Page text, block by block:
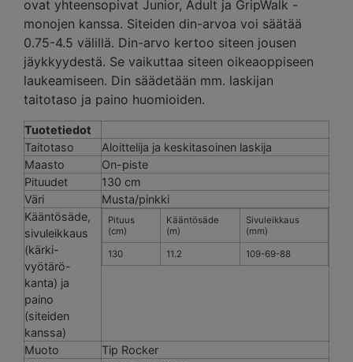
ovat yhteensopivat Junior, Adult ja GripWalk -
monojen kanssa. Siteiden din-arvoa voi säätää
0.75-4.5 välillä. Din-arvo kertoo siteen jousen
jäykkyydestä. Se vaikuttaa siteen oikeaoppiseen
laukeamiseen. Din säädetään mm. laskijan
taitotaso ja paino huomioiden.
Tuotetiedot
Taitotaso
Aloittelija ja keskitasoinen laskija
Maasto
On-piste
Pituudet
130 cm
Väri
Musta/pinkki
Kääntösäde,
sivuleikkaus
(kärki-
vyötärö-
kanta) ja
paino
(siteiden
kanssa)
Pituus
(cm)
Kääntösäde
(m)
Sivuleikkaus
(mm)
130 11.2 109-69-88
Muoto
Tip Rocker